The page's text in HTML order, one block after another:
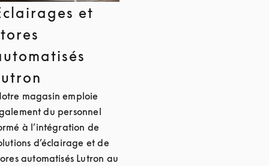
et
magasin emploie
du personnel
à l’intégration de
d’éclairage et de
automatisés Lutron au